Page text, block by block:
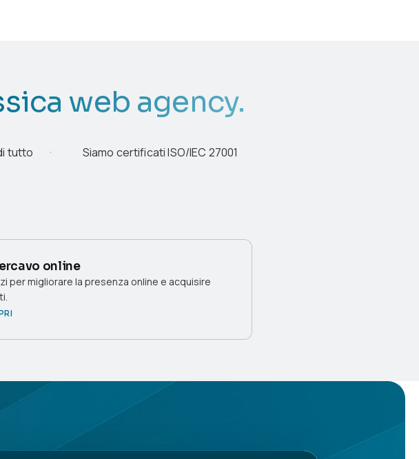
web agency.
tutto Siamo certificati ISO/IEC 27001
online
per migliorare la presenza online e acquisire